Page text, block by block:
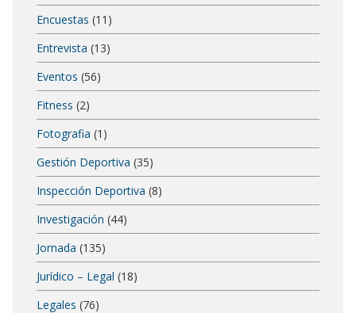
Encuestas (11)
Entrevista (13)
Eventos (56)
Fitness (2)
Fotografia (1)
Gestión Deportiva (35)
Inspección Deportiva (8)
Investigación (44)
Jornada (135)
Jurídico – Legal (18)
Legales (76)